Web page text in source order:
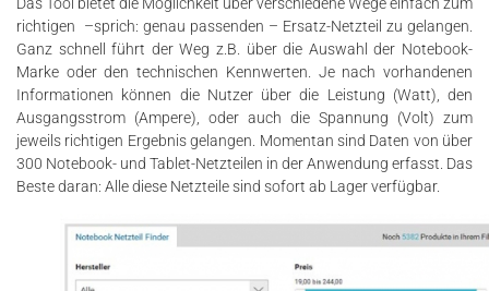
richtigen –sprich: genau passenden – Ersatz-Netzteil zu gelangen.
Ganz schnell führt der Weg z.B. über die Auswahl der Notebook-
Marke oder den technischen Kennwerten. Je nach vorhandenen
Informationen können die Nutzer über die Leistung (Watt), den
Ausgangsstrom (Ampere), oder auch die Spannung (Volt) zum
jeweils richtigen Ergebnis gelangen. Momentan sind Daten von über
300 Notebook- und Tablet-Netzteilen in der Anwendung erfasst. Das
Beste daran: Alle diese Netzteile sind sofort ab Lager verfügbar.